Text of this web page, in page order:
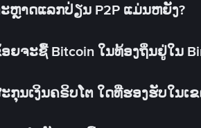
ຫຼາດແລກປ່ຽນ P2P ແມ່ນຫຍັງ?
ຍຈະຊື້ Bitcoin ໃນທ້ອງຖິ່ນຢູ່ໃນ
ກຸນເງິນຄຣິບໂຕ ໃດທີ່ຮອງຮັບໃນເ